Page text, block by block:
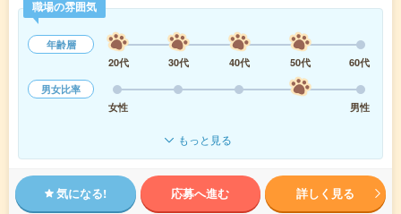
職場の雰囲気
年齢層
20代
30代 40代 50代
60代
男女比率
女性
男性
もっと見る
気になる! 応募へ進む 詳しく見る